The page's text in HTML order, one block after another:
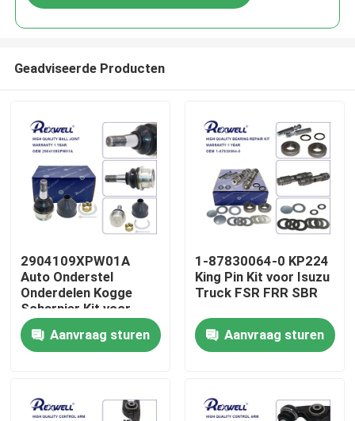
Huis
Video's
Geadviseerde Producten
2904109XPW01A
Auto Onderstel
Onderdelen Kogge
Scharnier Kit voor
Great Wall
Aanvraag sturen
1-87830064-0 KP224
King Pin Kit voor Isuzu
Truck FSR FRR SBR
Aanvraag sturen